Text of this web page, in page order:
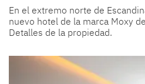
En el extremo norte de
nuevo hotel de la marca Moxy
Detalles de la propiedad.